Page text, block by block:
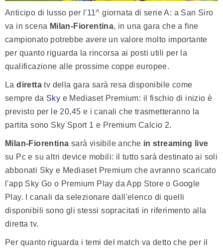
Anticipo di lusso per l'11^ giornata di serie A: a San Siro
va in scena Milan-Fiorentina, in una gara che a fine
campionato potrebbe avere un valore molto importante
per quanto riguarda la rincorsa ai posti utili per la
qualificazione alle prossime coppe europee.
Ladiretta tv della gara sarà resa disponibile come
sempre da Sky e Mediaset Premium: il fischio di inizio è
previsto per le 20,45 e i canali che trasmetteranno la
partita sono Sky Sport 1 e Premium Calcio 2.
Milan-Fiorentina sarà visibile anche in streaming live
su Pc e su altri device mobili: il tutto sarà destinato ai soli
abbonati Sky e Mediaset Premium che avranno scaricato
l'app Sky Go o Premium Play da App Store o Google
Play. I canali da selezionare dall'elenco di quelli
disponibili sono gli stessi sopracitati in riferimento alla
diretta tv.
Per quanto riguarda i temi del match va detto che per il